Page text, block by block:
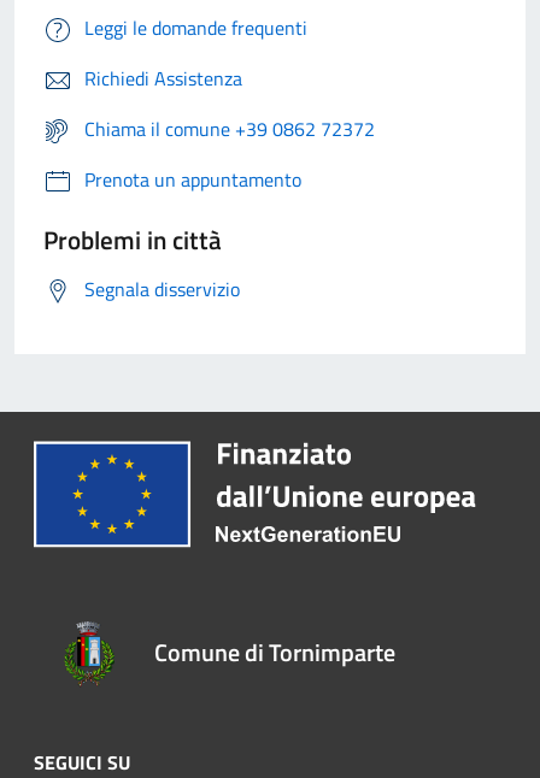
Leggi le domande frequenti
Richiedi Assistenza
Chiama il comune +39 0862 72372
Prenota un appuntamento
Problemi in città
Segnala disservizio
Comune di Tornimparte
SEGUICI SU